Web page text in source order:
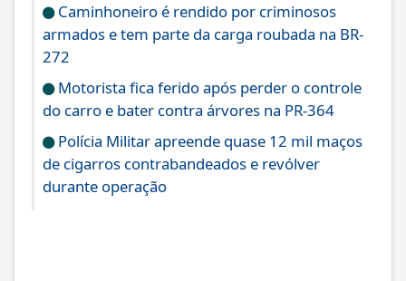
Caminhoneiro é rendido por criminosos
armados e tem parte da carga roubada na BR-
272
Motorista fica ferido após perder o controle
do carro e bater contra árvores na PR-364
Polícia Militar apreende quase 12 mil maços
de cigarros contrabandeados e revólver
durante operação